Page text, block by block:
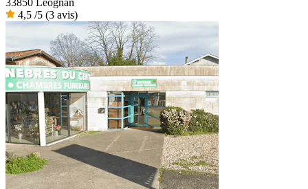
4,5 /5 (3 avis)